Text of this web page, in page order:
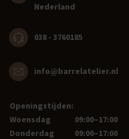
Nederland
038 - 3760185
info@barrelatelier.nl
Openingstijden:
Woensdag
09:00–17:00
Donderdag
09:00–17:00